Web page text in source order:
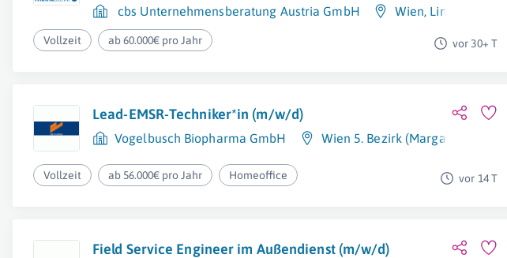
cbs Unternehmensberatung Austria GmbH Wien, Linz
Vollzeit ab 60.000€ pro Jahr vor 30+ T
Lead-EMSR-Techniker*in (m/w/d)
Vogelbusch Biopharma GmbH Wien 5. Bezirk (Margareten)
Vollzeit ab 56.000€ pro Jahr Homeoffice vor 14 T
Field Service Engineer im Außendienst (m/w/d)